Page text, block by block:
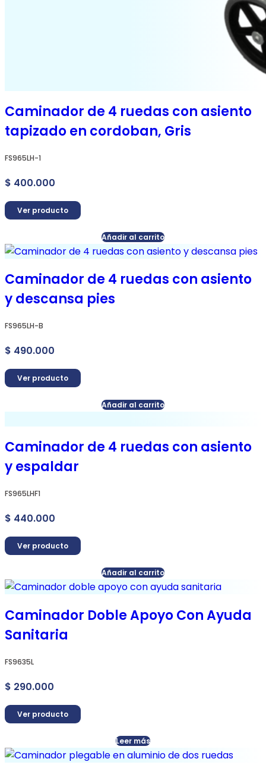
Caminador de 4 ruedas con asiento
tapizado en cordoban, Gris
FS965LH-1
$ 400.000
Ver producto
Añadir al carrito
Caminador de 4 ruedas con asiento
y descansa pies
FS965LH-B
$ 490.000
Ver producto
Añadir al carrito
Caminador de 4 ruedas con asiento
y espaldar
FS965LHF1
$ 440.000
Ver producto
Añadir al carrito
Caminador Doble Apoyo Con Ayuda
Sanitaria
FS9635L
$ 290.000
Ver producto
Leer más